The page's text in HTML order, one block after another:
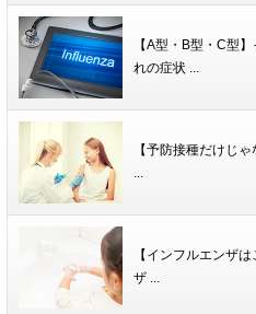
【A型・B型・C型
れの症状 ...
【予防接種だけじ
...
【インフルエンザ
ザ ...